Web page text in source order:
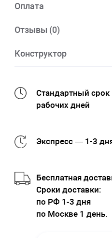
Оплата
Отзывы (0)
Конструктор
Стандартный срок
рабочих дней
Экспресс — 1-3
Бесплатная
Cроки доставки:
по РФ 1-3 дня
по Москве 1 день.